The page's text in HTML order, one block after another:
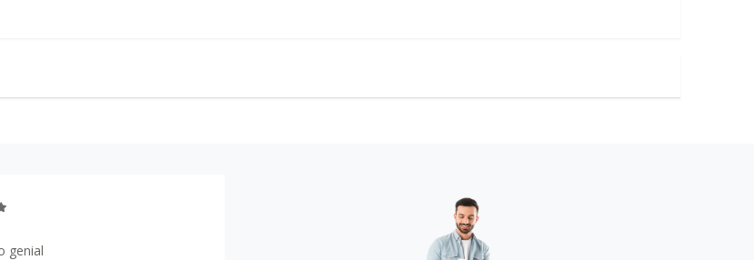
genial
Sólo me resta agradecer la